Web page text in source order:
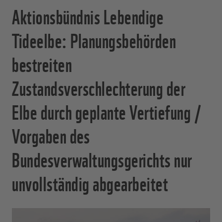
Aktionsbündnis Lebendige
Tideelbe: Planungsbehörden
bestreiten
Zustandsverschlechterung der
Elbe durch geplante Vertiefung /
Vorgaben des
Bundesverwaltungsgerichts nur
unvollständig abgearbeitet